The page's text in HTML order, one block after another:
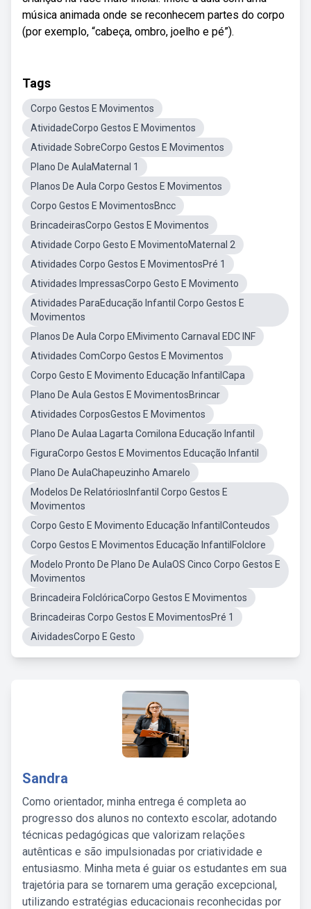
música animada onde se reconhecem partes do corpo
(por exemplo, “cabeça, ombro, joelho e pé”).
Tags
Corpo Gestos E Movimentos
AtividadeCorpo Gestos E Movimentos
Atividade SobreCorpo Gestos E Movimentos
Plano De AulaMaternal 1
Planos De Aula Corpo Gestos E Movimentos
Corpo Gestos E MovimentosBncc
BrincadeirasCorpo Gestos E Movimentos
Atividade Corpo Gesto E MovimentoMaternal 2
Atividades Corpo Gestos E MovimentosPré 1
Atividades ImpressasCorpo Gesto E Movimento
Atividades ParaEducação Infantil Corpo Gestos E
Movimentos
Planos De Aula Corpo EMivimento Carnaval EDC INF
Atividades ComCorpo Gestos E Movimentos
Corpo Gesto E Movimento Educação InfantilCapa
Plano De Aula Gestos E MovimentosBrincar
Atividades CorposGestos E Movimentos
Plano De Aulaa Lagarta Comilona Educação Infantil
FiguraCorpo Gestos E Movimentos Educação Infantil
Plano De AulaChapeuzinho Amarelo
Modelos De RelatóriosInfantil Corpo Gestos E
Movimentos
Corpo Gesto E Movimento Educação InfantilConteudos
Corpo Gestos E Movimentos Educação InfantilFolclore
Modelo Pronto De Plano De AulaOS Cinco Corpo Gestos E
Movimentos
Brincadeira FolclóricaCorpo Gestos E Movimentos
Brincadeiras Corpo Gestos E MovimentosPré 1
AividadesCorpo E Gesto
Sandra
Como orientador, minha entrega é completa ao
progresso dos alunos no contexto escolar, adotando
técnicas pedagógicas que valorizam relações
autênticas e são impulsionadas por criatividade e
entusiasmo. Minha meta é guiar os estudantes em sua
trajetória para se tornarem uma geração excepcional,
utilizando estratégias educacionais reconhecidas por